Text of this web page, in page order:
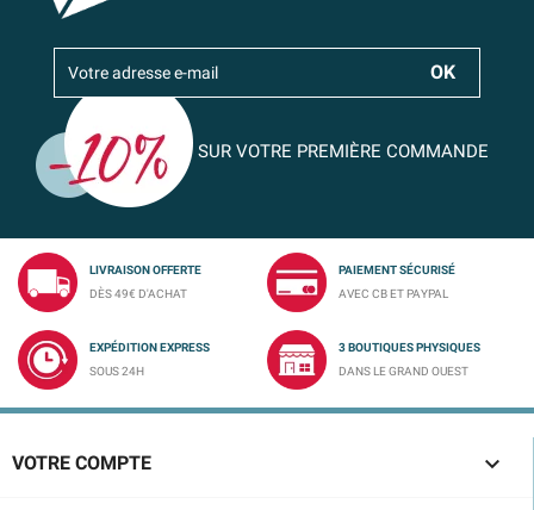
SUR VOTRE PREMIÈRE COMMANDE
LIVRAISON OFFERTE
DÈS 49€ D'ACHAT
PAIEMENT SÉCURISÉ
AVEC CB ET PAYPAL
EXPÉDITION EXPRESS
SOUS 24H
3 BOUTIQUES PHYSIQUES
DANS LE GRAND OUEST
VOTRE COMPTE 